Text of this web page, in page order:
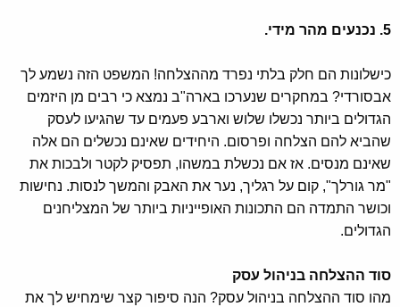
כישלונות הם חלק בלתי נפרד מההצלחה! המשפט הזה נשמע לך
אבסורדי? במחקרים שנערכו בארה"ב נמצא כי רבים מן היזמים
הגדולים ביותר נכשלו שלוש וארבע פעמים עד שהגיעו לעסק
שהביא להם הצלחה ופרסום. היחידים שאינם נכשלים הם אלה
שאינם מנסים. אז אם נכשלת במשהו, תפסיק לקטר ולבכות את
"מר גורלך", קום על רגליך, נער את האבק והמשך לנסות. נחישות
וכושר התמדה הם התכונות האופייניות ביותר של המצליחנים
הגדולים.
סוד ההצלחה בניהול עסק
מהו סוד ההצלחה בניהול עסק? הנה סיפור קצר שימחיש לך את